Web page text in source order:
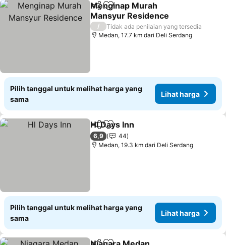
BagikanTambahkan ke favorit
Menginap Murah
Mansyur Residence
Lihat harga
/
Tidak ada penilaian yang tersedia
Medan, 17.7 km dari Deli Serdang
Pilih tanggal untuk melihat harga yang
sama
Lihat harga
BagikanTambahkan ke favorit
Hl Days Inn
6,9
44
Medan, 19.3 km dari Deli Serdang
Pilih tanggal untuk melihat harga yang
sama
Lihat harga